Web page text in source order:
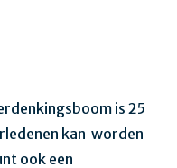
is 25
kan worden
ook een